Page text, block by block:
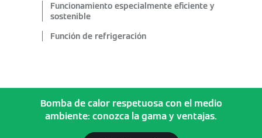
Funcionamiento especialmente eficiente y
sostenible
Función de refrigeración
Bomba de calor respetuosa con el medio
ambiente: conozca la gama y ventajas.